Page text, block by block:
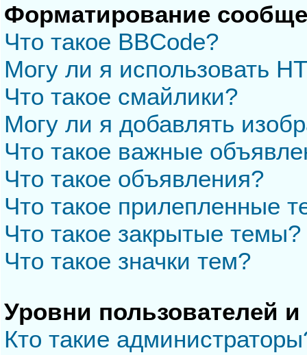
Форматирование
Что такое BBCode?
Могу ли я использовать
Что такое смайлики?
Могу ли я добавлять
Что такое важные
Что такое объявления?
Что такое прилепленные
Что такое закрытые темы?
Что такое значки тем?
Уровни пользователей
Кто такие